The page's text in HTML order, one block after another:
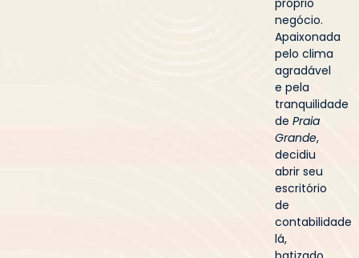
próprio
negócio.
Apaixonada
pelo clima
agradável
e pela
tranquilidade
dePraia
Grande,
decidiu
abrir seu
escritório
de
contabilidade
lá,